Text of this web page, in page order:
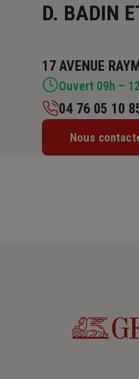
D. BADIN
17 AVENUE
Mardi : 09h –
04 76 05 10
Nous